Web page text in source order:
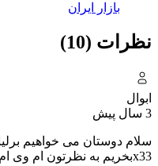
بازار ایران
نظرات (10)
ابوال
3 سال پیش
x33بخریم به نظرتون ام وی ام خوبه x33new